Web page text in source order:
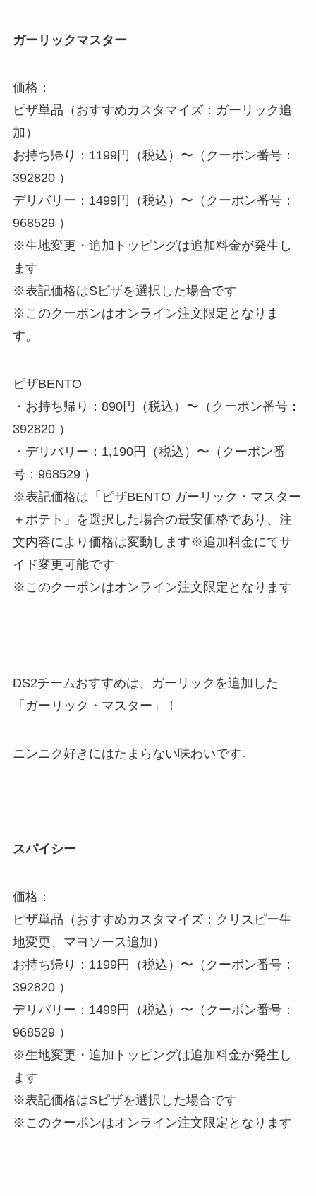
ガーリックマスター
価格：
ピザ単品（おすすめカスタマイズ：ガーリック追
加）
お持ち帰り：1199円（税込）〜（クーポン番号：
392820 ）
デリバリー：1499円（税込）〜（クーポン番号：
968529 ）
※生地変更・追加トッピングは追加料金が発生し
ます
※表記価格はSピザを選択した場合です
※このクーポンはオンライン注文限定となりま
す。
ピザBENTO
・お持ち帰り：890円（税込）〜（クーポン番号：
392820 ）
・デリバリー：1,190円（税込）〜（クーポン番
号：968529 ）
※表記価格は「ピザBENTO ガーリック・マスター
＋ポテト」を選択した場合の最安価格であり、注
文内容により価格は変動します※追加料金にてサ
イド変更可能です
※このクーポンはオンライン注文限定となります
DS2チームおすすめは、ガーリックを追加した
「ガーリック・マスター」！
ニンニク好きにはたまらない味わいです。
スパイシー
価格：
ピザ単品（おすすめカスタマイズ：クリスピー生
地変更、マヨソース追加）
お持ち帰り：1199円（税込）〜（クーポン番号：
392820 ）
デリバリー：1499円（税込）〜（クーポン番号：
968529 ）
※生地変更・追加トッピングは追加料金が発生し
ます
※表記価格はSピザを選択した場合です
※このクーポンはオンライン注文限定となります